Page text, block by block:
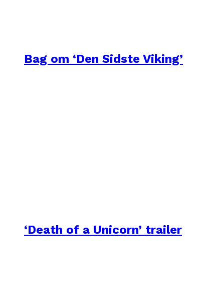
Bag om ‘Den Sidste Viking’
‘Death of a Unicorn’ trailer